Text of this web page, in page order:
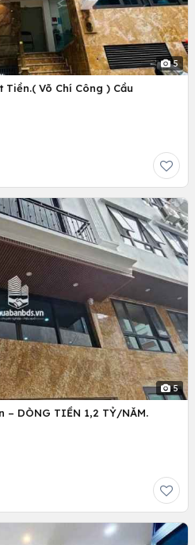
5
Võ Chí Công ) Cầu
5
– DÒNG TIỀN 1,2 TỶ/NĂM.